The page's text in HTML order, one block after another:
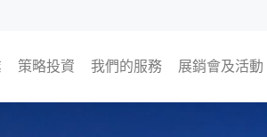
策略投資 我們的服務 展銷會及活動
即將舉行
過往活動